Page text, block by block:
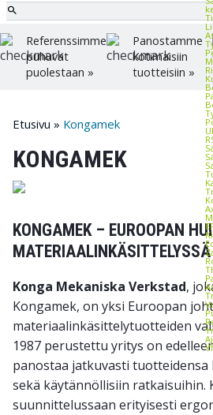
Referenssimme
puhuvat
puolestaan »
Panostamme
kotimaisiin
tuotteisiin »
Etusivu » Kongamek
KONGAMEK
KONGAMEK – EUROOPAN
MATERIAALINKÄSITTELYSSÄ
Konga Mekaniska Verkstad,
Kongamek, on yksi Euroopan
materiaalinkäsittelytuotteiden
1987 perustettu yritys on
panostaa jatkuvasti tuotteidensa
sekä käytännöllisiin ratkaisuihin.
suunnittelussaan erityisesti